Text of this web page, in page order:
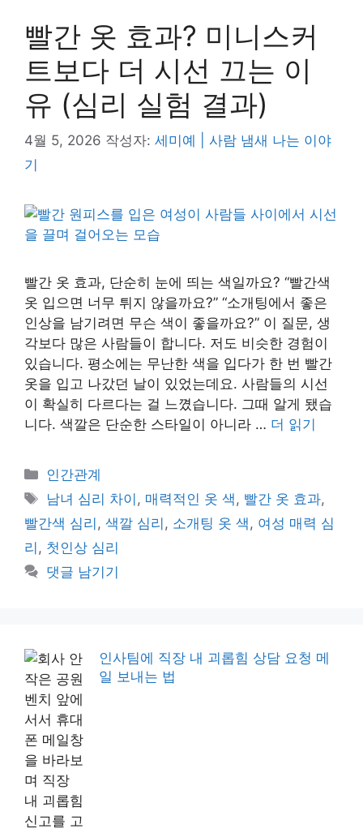
빨간 옷 효과? 미니스커
트보다 더 시선 끄는 이
유 (심리 실험 결과)
4월 5, 2026 작성자: 세미예 | 사람 냄새 나는 이야
기
빨간 옷 효과, 단순히 눈에 띄는 색일까요? “빨간색
옷 입으면 너무 튀지 않을까요?” “소개팅에서 좋은
인상을 남기려면 무슨 색이 좋을까요?” 이 질문, 생
각보다 많은 사람들이 합니다. 저도 비슷한 경험이
있습니다. 평소에는 무난한 색을 입다가 한 번 빨간
옷을 입고 나갔던 날이 있었는데요. 사람들의 시선
이 확실히 다르다는 걸 느꼈습니다. 그때 알게 됐습
니다. 색깔은 단순한 스타일이 아니라 … 더 읽기
카
테
고
리
인간관계
태
그
남녀 심리 차이 , 매력적인 옷 색 , 빨간 옷 효과,
빨간색 심리 , 색깔 심리 , 소개팅 옷 색 , 여성 매력 심
리 , 첫인상 심리
댓글 남기기
인사팀에 직장 내 괴롭힘 상담 요청 메
일 보내는 법